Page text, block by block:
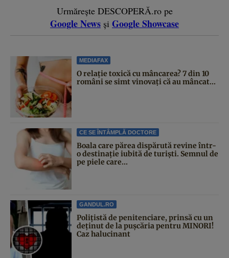
Urmărește DESCOPERĂ.ro pe
Google News și Google Showcase
MEDIAFAX
O relație toxică cu mâncarea? 7 din 10
români se simt vinovați că au mâncat...
CE SE ÎNTÂMPLĂ DOCTORE
Boala care părea dispărută revine într-
o destinație iubită de turiști. Semnul de
pe piele care...
GANDUL.RO
Polițistă de penitenciare, prinsă cu un
deținut de la pușcăria pentru MINORI!
Caz halucinant